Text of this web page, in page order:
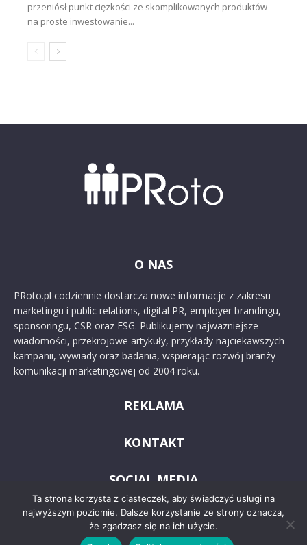
przeniósł punkt ciężkości ze skomplikowanych produktów
na proste inwestowanie...
O NAS
PRoto.pl codziennie dostarcza nowe informacje z zakresu
marketingu i public relations, digital PR, employer brandingu,
sponsoringu, CSR oraz ESG. Publikujemy najważniejsze
wiadomości, przekrojowe artykuły, przykłady najciekawszych
kampanii, wywiady oraz badania, wspierając rozwój branży
komunikacji marketingowej od 2004 roku.
REKLAMA
KONTAKT
SOCIAL MEDIA
Ta strona korzysta z ciasteczek, aby świadczyć usługi na
najwyższym poziomie. Dalsze korzystanie ze strony oznacza,
że zgadzasz się na ich użycie.